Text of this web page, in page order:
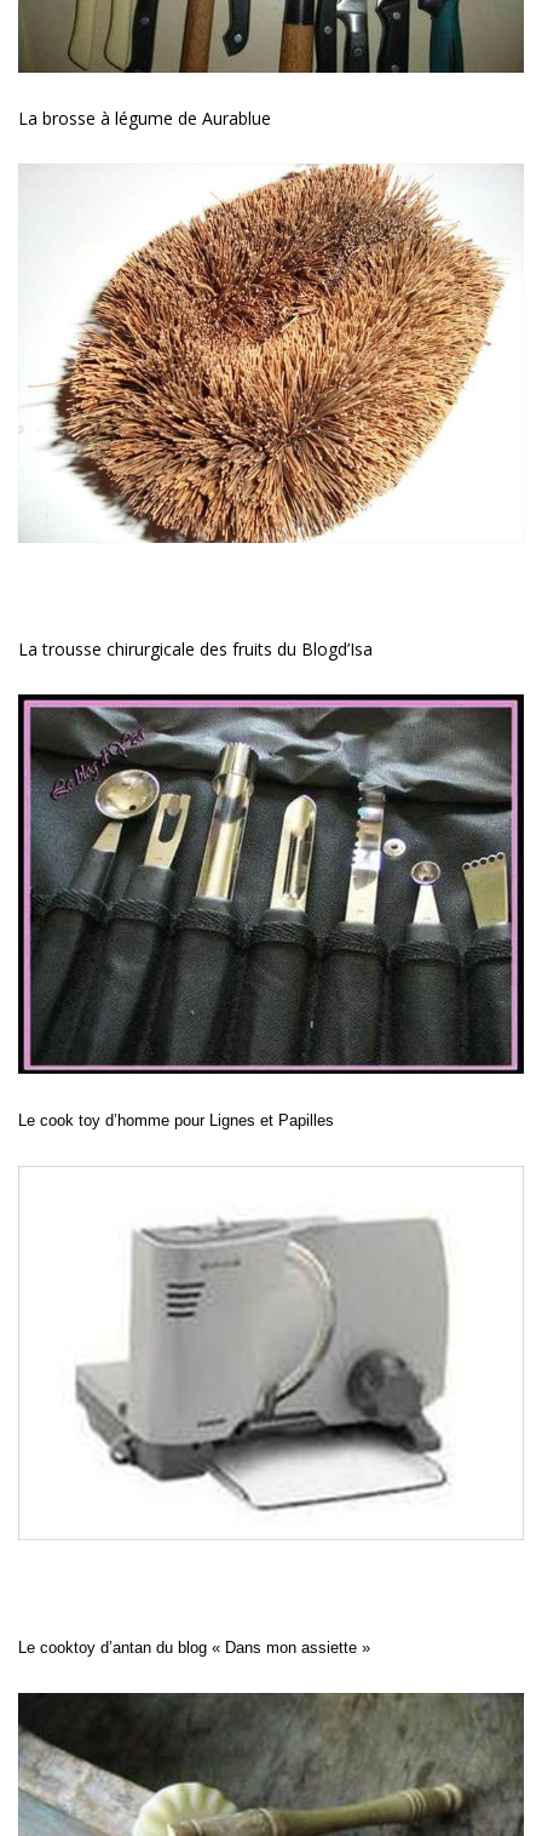
La brosse à légume de Aurablue
La trousse chirurgicale des fruits du Blogd’Isa
Le cook toy d’homme pour Lignes et Papilles
Le cooktoy d’antan du blog « Dans mon assiette »